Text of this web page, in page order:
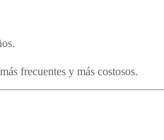
frecuentes y más costosos.